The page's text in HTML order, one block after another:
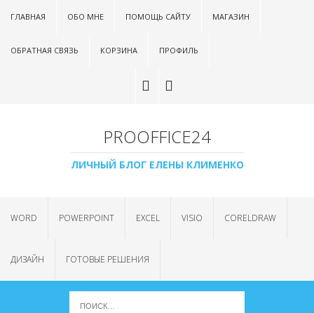
ГЛАВНАЯ ОБО МНЕ ПОМОЩЬ САЙТУ МАГАЗИН
ОБРАТНАЯ СВЯЗЬ КОРЗИНА ПРОФИЛЬ
PROOFFICE24
ЛИЧНЫЙ БЛОГ ЕЛЕНЫ КЛИМЕНКО
WORD POWERPOINT EXCEL VISIO CORELDRAW
ДИЗАЙН ГОТОВЫЕ РЕШЕНИЯ